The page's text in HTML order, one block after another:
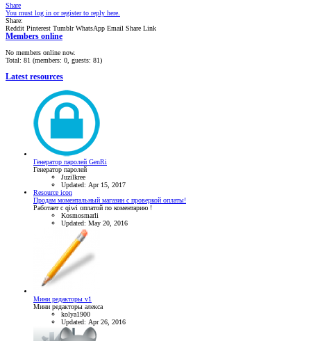
Share
You must log in or register to reply here.
Share:
Reddit Pinterest Tumblr WhatsApp Email Share Link
Members online
No members online now.
Total: 81 (members: 0, guests: 81)
Latest resources
Генератор паролей GenRi
Генератор паролей
Juzilkree
Updated: Apr 15, 2017
Resource icon
Продам моментальный магазин с проверкой оплаты!
Работает с qiwi оплатой по коментарию !
Kosmosmarli
Updated: May 20, 2016
Мини редакторы v1
Мини редакторы алекса
kolya1900
Updated: Apr 26, 2016